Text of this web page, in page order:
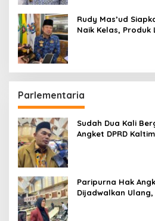
Rudy Mas’ud
Naik Kelas, Produk
Parlementaria
Sudah Dua Kali
Angket DPRD
Paripurna Hak
Dijadwalkan